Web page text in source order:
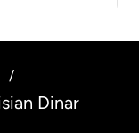
/
Dinar